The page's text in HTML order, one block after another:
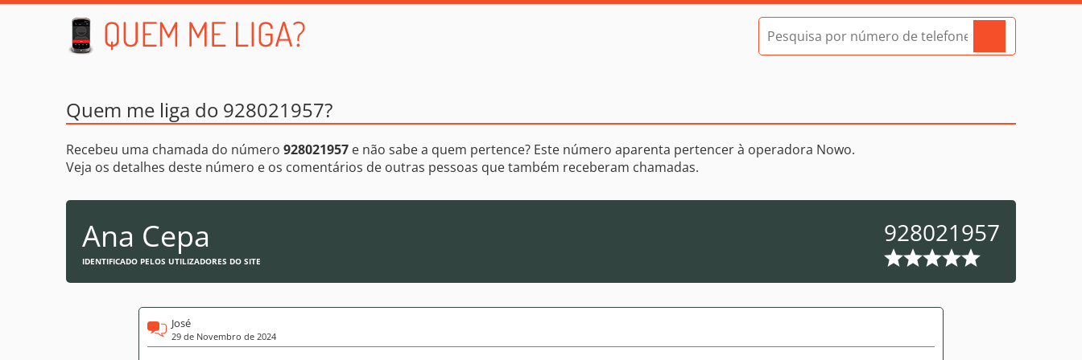
Quem me liga do 928021957?
Recebeu uma chamada do número 928021957 e não sabe a quem pertence? Este número aparenta pertencer à operadora Nowo.
Veja os detalhes deste número e os comentários de outras pessoas que também receberam chamadas.
Ana Cepa
IDENTIFICADO PELOS UTILIZADORES DO SITE
928021957
José
29 de Novembro de 2024